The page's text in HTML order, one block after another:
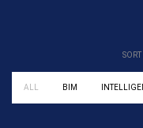
SORT
ALL BIM